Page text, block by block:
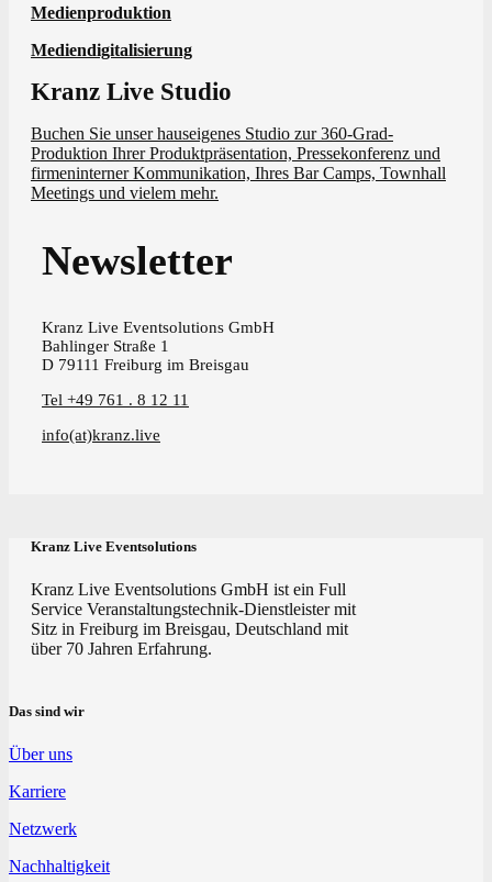
Medienproduktion
Mediendigitalisierung
Kranz Live Studio
Buchen Sie unser hauseigenes Studio zur 360-Grad-
Produktion Ihrer Produktpräsentation, Pressekonferenz und
firmeninterner Kommunikation, Ihres Bar Camps, Townhall
Meetings und vielem mehr.
Newsletter
Kranz Live Eventsolutions GmbH
Bahlinger Straße 1
D 79111 Freiburg im Breisgau
Tel +49 761 . 8 12 11
info(at)kranz.live
Kranz Live Eventsolutions
Kranz Live Eventsolutions GmbH ist ein Full
Service Veranstaltungstechnik-Dienstleister mit
Sitz in Freiburg im Breisgau, Deutschland mit
über 70 Jahren Erfahrung.
Das sind wir
Über uns
Karriere
Netzwerk
Nachhaltigkeit